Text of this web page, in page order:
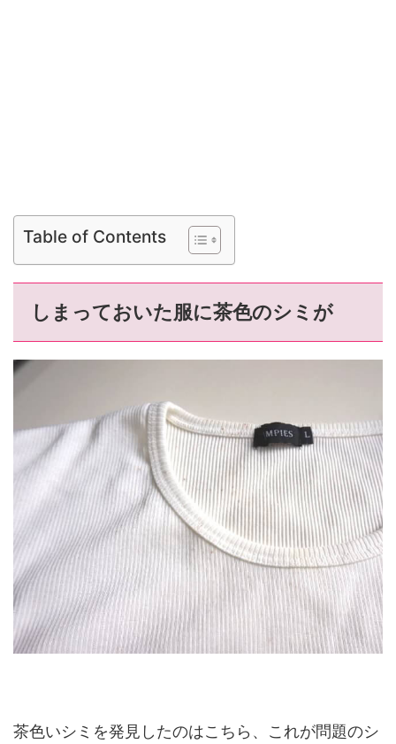
Table of Contents
しまっておいた服に茶色のシミが
茶色いシミを発見したのはこちら、これが問題のシ